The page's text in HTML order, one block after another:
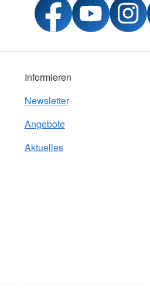
Informieren
Newsletter
Angebote
Aktuelles